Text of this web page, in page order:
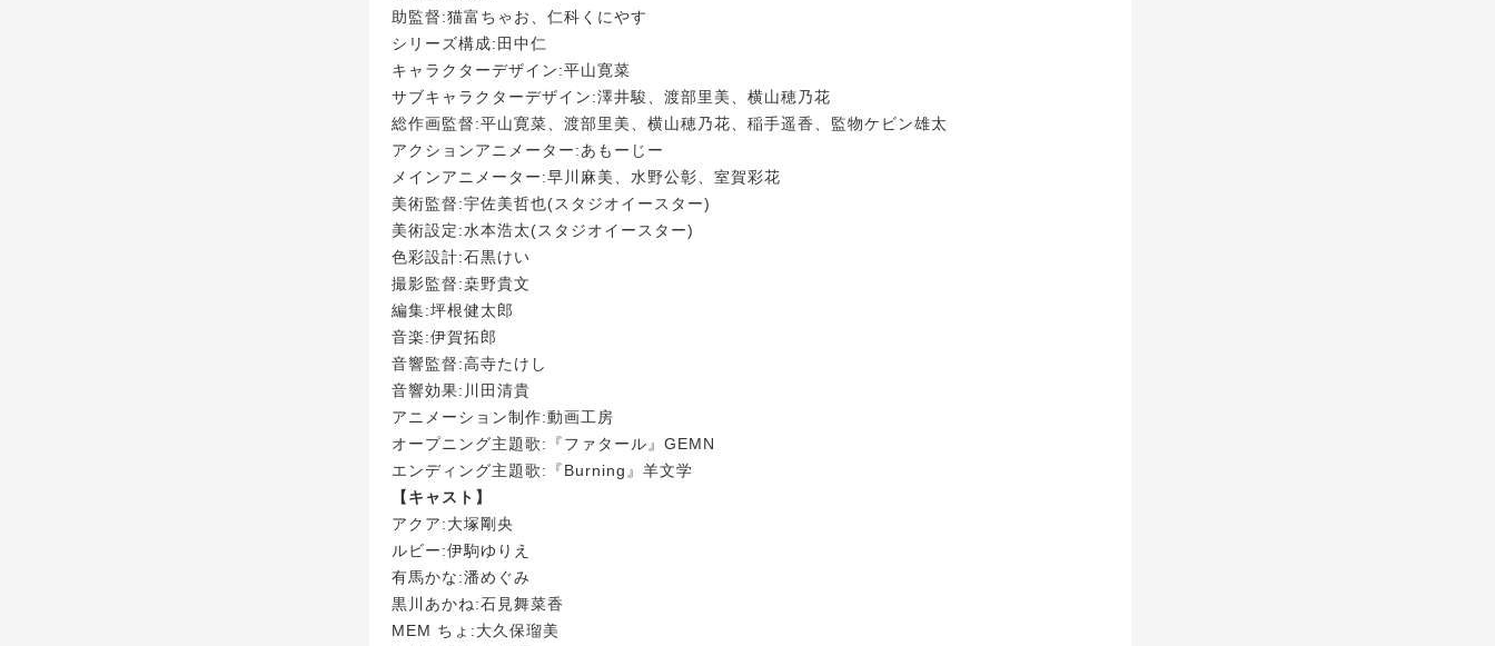
助監督:猫富ちゃお、仁科くにやす
シリーズ構成:田中仁
キャラクターデザイン:平山寛菜
サブキャラクターデザイン:澤井駿、渡部里美、横山穂乃花
総作画監督:平山寛菜、渡部里美、横山穂乃花、稲手遥香、監物ケビン雄太
アクションアニメーター:あもーじー
メインアニメーター:早川麻美、水野公彰、室賀彩花
美術監督:宇佐美哲也(スタジオイースター)
美術設定:水本浩太(スタジオイースター)
色彩設計:石黒けい
撮影監督:桒野貴文
編集:坪根健太郎
音楽:伊賀拓郎
音響監督:高寺たけし
音響効果:川田清貴
アニメーション制作:動画工房
オープニング主題歌:『ファタール』GEMN
エンディング主題歌:『Burning』羊文学
【キャスト】
アクア:大塚剛央
ルビー:伊駒ゆりえ
有馬かな:潘めぐみ
黒川あかね:石見舞菜香
MEM ちょ:大久保瑠美